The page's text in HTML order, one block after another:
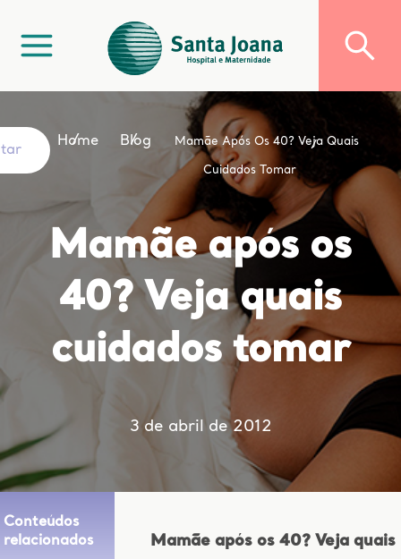
Home Blog Mamãe Após Os 40? Veja Quais
Cuidados Tomar
Mamãe após os
40? Veja quais
cuidados tomar
3 de abril de 2012
Conteúdos
relacionados
Mamãe após os 40? Veja quais